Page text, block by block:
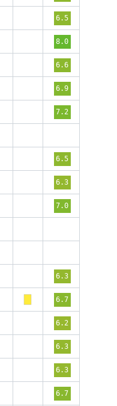
6.5
8.0
6.6
6.9
7.2
6.5
6.3
7.0
6.3
6.7
6.2
6.3
6.3
6.7